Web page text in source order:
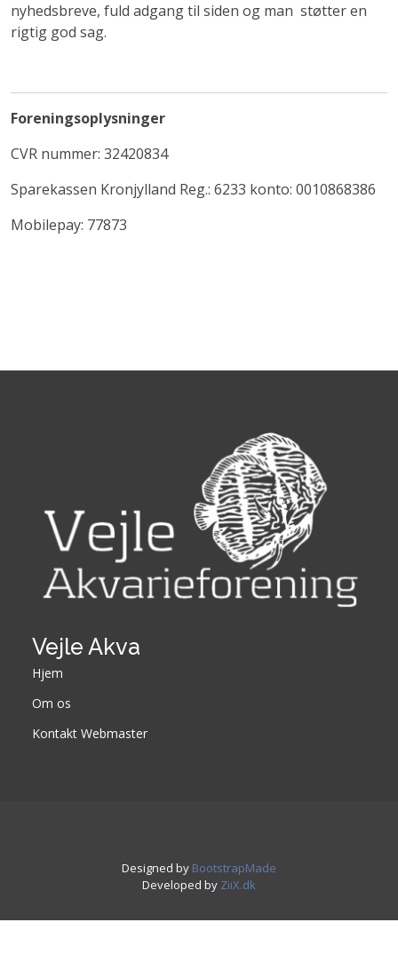
nyhedsbreve, fuld adgang til siden og man støtter en
rigtig god sag.
Foreningsoplysninger
CVR nummer: 32420834
Sparekassen Kronjylland Reg.: 6233 konto: 0010868386
Mobilepay: 77873
Vejle Akva
Hjem
Om os
Kontakt Webmaster
Designed by BootstrapMade
Developed by ZiiX.dk